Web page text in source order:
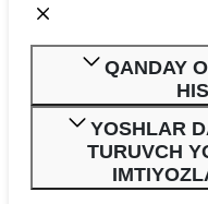
QANDAY
YOSHLAR
TURUVCH